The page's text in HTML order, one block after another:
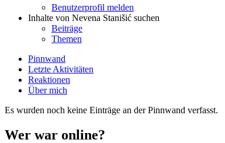
Benutzerprofil melden
Inhalte von Nevena Stanišić suchen
Beiträge
Themen
Pinnwand
Letzte Aktivitäten
Reaktionen
Über mich
Es wurden noch keine Einträge an der Pinnwand verfasst.
Wer war online?